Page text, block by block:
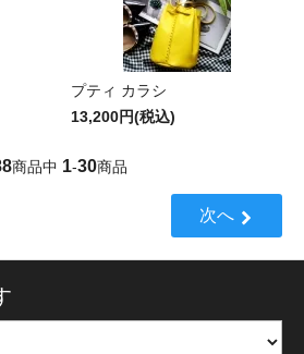
プティ カラシ
13,200円(税込)
商品中 1-30商品
次へ